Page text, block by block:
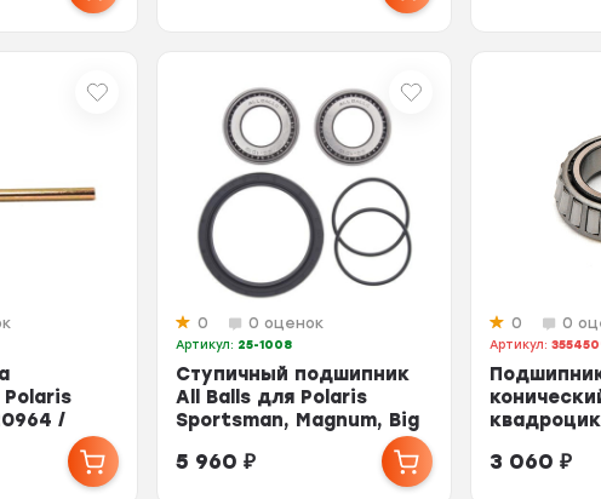
/
0 0 оценок
Артикул: 25-1008
Ступичный подшипник
All Balls для Polaris
Sportsman, Magnum, Big
5 960₽
0 0
Артикул:
3 060 ₽